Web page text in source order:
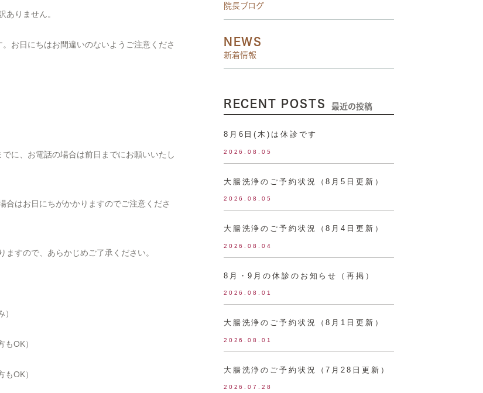
ありません。
お日にちはお間違いのないようご注意くださ
に、お電話の場合は前日までにお願いいたし
合はお日にちがかかりますのでご注意くださ
すので、あらかじめご了承ください。
もOK）
もOK）
院長ブログ
NEWS
新着情報
RECENT POSTS 最近の投稿
8月6日(木)は休診です
2026.08.05
大腸洗浄のご予約状況（8月5日更新）
2026.08.05
大腸洗浄のご予約状況（8月4日更新）
2026.08.04
8月・9月の休診のお知らせ（再掲）
2026.08.01
大腸洗浄のご予約状況（8月1日更新）
2026.08.01
大腸洗浄のご予約状況（7月28日更新）
2026.07.28